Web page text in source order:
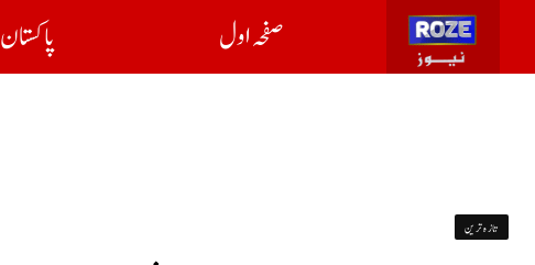
صفحہ اول پاکستان
تازہ ترین